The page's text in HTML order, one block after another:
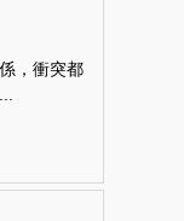
，衝突都